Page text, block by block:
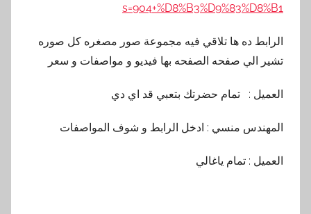
s=904+%D8%B3%D9%83%D8%B1
الرابط ده ها تلاقي فيه مجموعة صور مصغره كل صوره
تشير الي صفحه الصفحه بها فيديو و مواصفات و سعر
العميل : تمام حضرتك بتعبي قد اي دي
المهندس منسي : ادخل الرابط و شوف المواصفات
العميل : تمام ياغالي